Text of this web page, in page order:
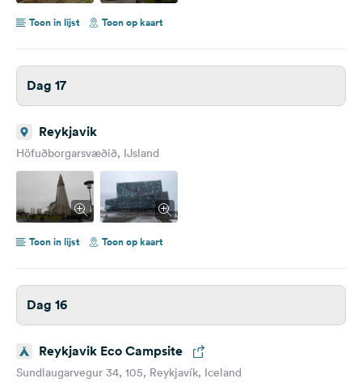
Toon in lijst Toon op kaart
Dag 17
Reykjavik
Höfuðborgarsvæðið, IJsland
Toon in lijst Toon op kaart
Dag 16
Reykjavik Eco Campsite
Sundlaugarvegur 34, 105, Reykjavík, Iceland